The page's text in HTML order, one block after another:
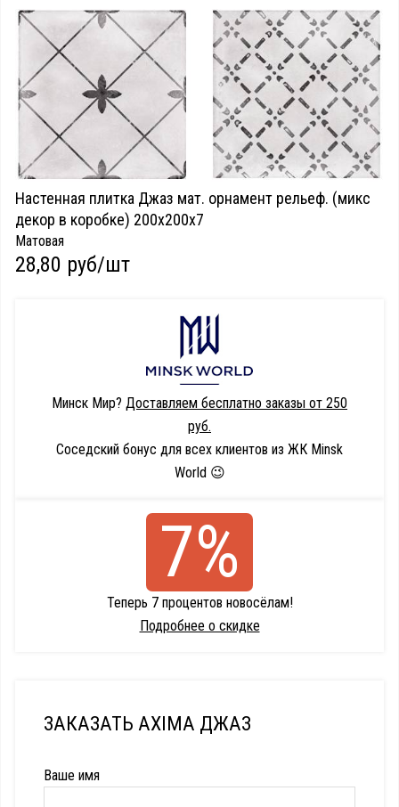
Настенная плитка Джаз мат. орнамент рельеф. (микс
декор в коробке) 200х200х7
Матовая
28,80 руб/шт
Минск Мир? Доставляем бесплатно заказы от 250
руб.
Соседский бонус для всех клиентов из ЖК Minsk
World 😉
7%
Теперь 7 процентов новосёлам!
Подробнее о скидке
ЗАКАЗАТЬ AXIMA ДЖАЗ
Ваше имя